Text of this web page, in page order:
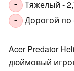
- Тяжелый -
- Дорогой по
Acer Predator
дюймовый